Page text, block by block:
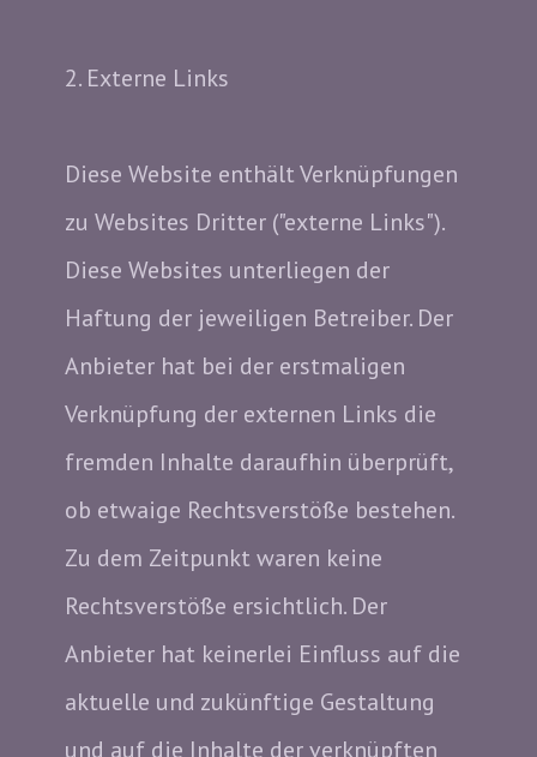
2. Externe Links
Diese Website enthält Verknüpfungen
zu Websites Dritter ("externe Links").
Diese Websites unterliegen der
Haftung der jeweiligen Betreiber. Der
Anbieter hat bei der erstmaligen
Verknüpfung der externen Links die
fremden Inhalte daraufhin überprüft,
ob etwaige Rechtsverstöße bestehen.
Zu dem Zeitpunkt waren keine
Rechtsverstöße ersichtlich. Der
Anbieter hat keinerlei Einfluss auf die
aktuelle und zukünftige Gestaltung
und auf die Inhalte der verknüpften